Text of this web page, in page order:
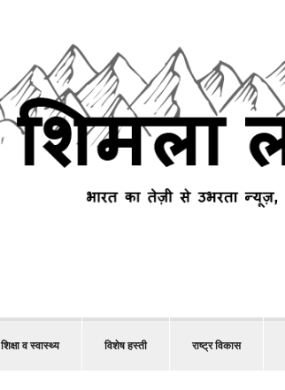
शिक्षा व स्वास्थ्य विशेष हस्ती राष्ट्र विकास